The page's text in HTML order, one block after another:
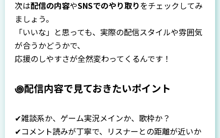
次は配信の内容やSNSでのやり取りをチェックしてみ
ましょう。
「いいな」と思っても、実際の配信スタイルや雰囲気
が合うかどうかで、
応援のしやすさが全然変わってくるんです！
꩜配信内容で見ておきたいポイント
✔雑談系か、ゲーム実況メインか、歌枠か？
✔コメント読みが丁寧で、リスナーとの距離が近いか